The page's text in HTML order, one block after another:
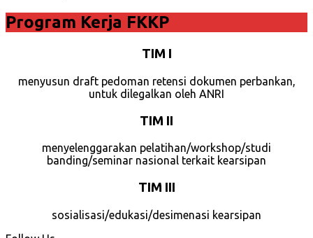
Program Kerja FKKP
TIM I
menyusun draft pedoman retensi dokumen perbankan,
untuk dilegalkan oleh ANRI
TIM II
menyelenggarakan pelatihan/workshop/studi
banding/seminar nasional terkait kearsipan
TIM III
sosialisasi/edukasi/desimenasi kearsipan